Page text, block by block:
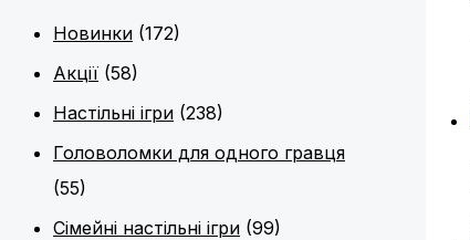
Новинки (172)
Акції (58)
Настільні ігри (238)
Головоломки для одного гравця
(55)
Сімейні настільні ігри (99)